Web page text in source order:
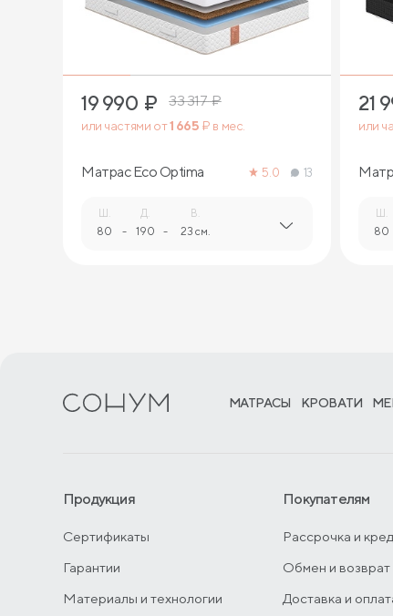
19 990 ₽ 33 317₽
или частями от1 665 ₽ в мес.
Матрас Eco Optima 5.0 13
Ш.
80 -
Д.
190 -
В.
23 см.
21
или
Ш.
80
МАТРАСЫ КРОВАТИ
Продукция
Сертификаты
Гарантии
Материалы и технологии
Покупателям
Рассрочка и
Обмен и возврат
Доставка и